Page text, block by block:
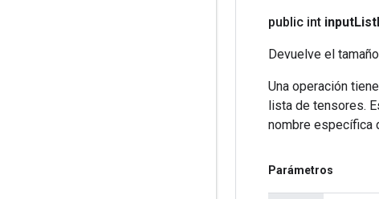
public int inputList
Devuelve el
Una operación
lista de tensores.
nombre específica
Parámetros